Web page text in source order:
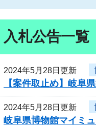
入札公告一覧
2024年5月28日更新
【案件取止め】岐阜
2024年5月28日更新
岐阜県博物館マイミ